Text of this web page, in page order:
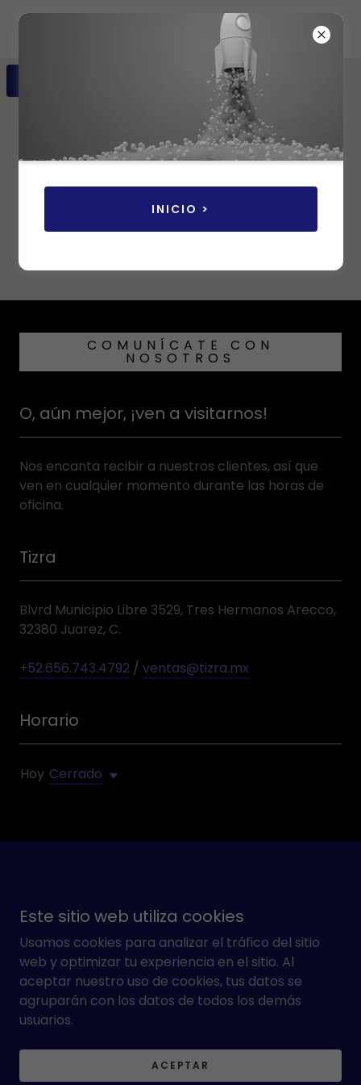
COMUNÍCATE CON
NOSOTROS
O, aún mejor, ¡ven a visitarnos!
Nos encanta recibir a nuestros clientes, así que
ven en cualquier momento durante las horas de
oficina.
Tizra
Blvrd Municipio Libre 3529, Tres Hermanos Arecco,
32380 Juarez, C.
+52.656.743.4792 / ventas@tizra.mx
Horario
Hoy Cerrado
CONSIGUE LAS INSTRUCCIONES
Copyright © 2025 Tizra - Todos los derechos reservados.
Con tecnología de
Política de privacidad
Este sitio web utiliza cookies
Usamos cookies para analizar el tráfico del sitio
web y optimizar tu experiencia en el sitio. Al
aceptar nuestro uso de cookies, tus datos se
agruparán con los datos de todos los demás
usuarios.
ACEPTAR
INICIO >